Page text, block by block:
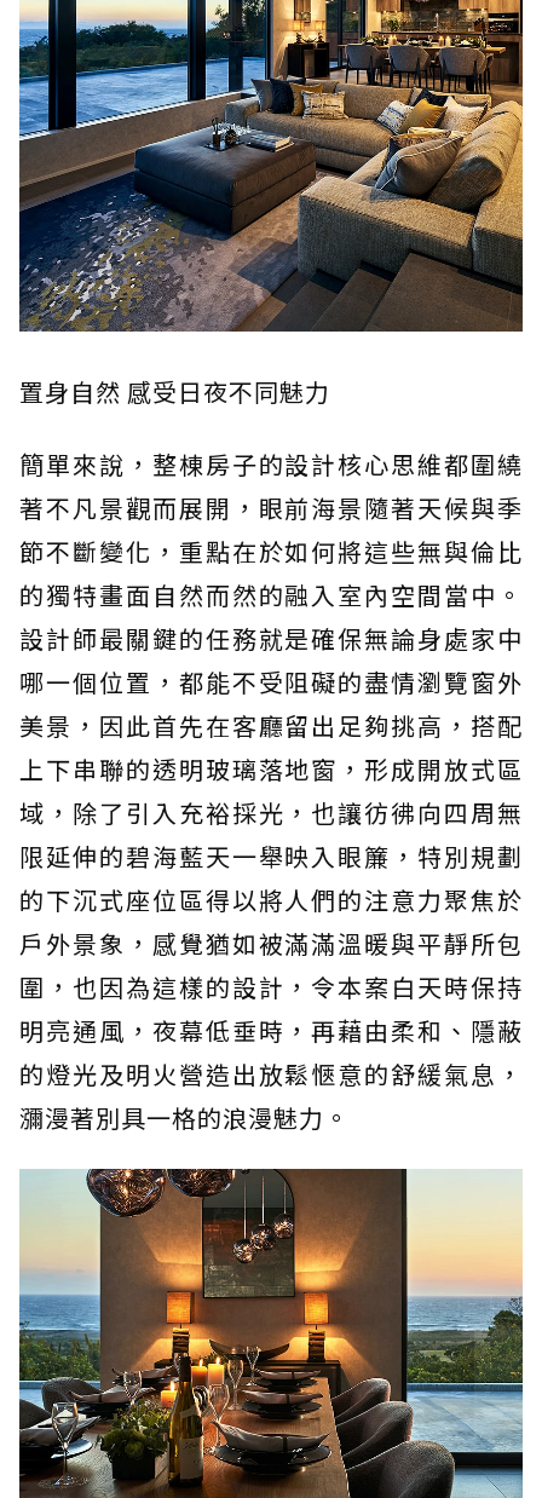
置身自然 感受日夜不同魅力
簡單來說，整棟房子的設計核心思維都圍繞
著不凡景觀而展開，眼前海景隨著天候與季
節不斷變化，重點在於如何將這些無與倫比
的獨特畫面自然而然的融入室內空間當中。
設計師最關鍵的任務就是確保無論身處家中
哪一個位置，都能不受阻礙的盡情瀏覽窗外
美景，因此首先在客廳留出足夠挑高，搭配
上下串聯的透明玻璃落地窗，形成開放式區
域，除了引入充裕採光，也讓彷彿向四周無
限延伸的碧海藍天一舉映入眼簾，特別規劃
的下沉式座位區得以將人們的注意力聚焦於
戶外景象，感覺猶如被滿滿溫暖與平靜所包
圍，也因為這樣的設計，令本案白天時保持
明亮通風，夜幕低垂時，再藉由柔和、隱蔽
的燈光及明火營造出放鬆愜意的舒緩氣息，
瀰漫著別具一格的浪漫魅力。